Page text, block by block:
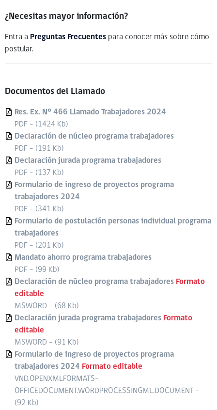
¿Necesitas mayor información?
Entra a Preguntas Frecuentes para conocer más sobre cómo
postular.
Documentos del Llamado
Res. Ex. N° 466 Llamado Trabajadores 2024
PDF - (1424 Kb)
Declaración de núcleo programa trabajadores
PDF - (191 Kb)
Declaración jurada programa trabajadores
PDF - (137 Kb)
Formulario de ingreso de proyectos programa
trabajadores 2024
PDF - (341 Kb)
Formulario de postulación personas individual programa
trabajadores
PDF - (201 Kb)
Mandato ahorro programa trabajadores
PDF - (99 Kb)
Declaración de núcleo programa trabajadores Formato
editable
MSWORD - (68 Kb)
Declaración jurada programa trabajadores Formato
editable
MSWORD - (91 Kb)
Formulario de ingreso de proyectos programa
trabajadores 2024 Formato editable
VND.OPENXMLFORMATS-
OFFICEDOCUMENT.WORDPROCESSINGML.DOCUMENT -
(92 Kb)